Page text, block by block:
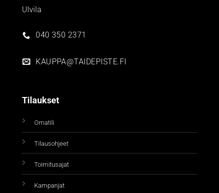
Ulvila
040 350 2371
KAUPPA@TAIDEPISTE.FI
Tilaukset
Omatili
Tilausohjeet
Toimitusajat
Kampanjat